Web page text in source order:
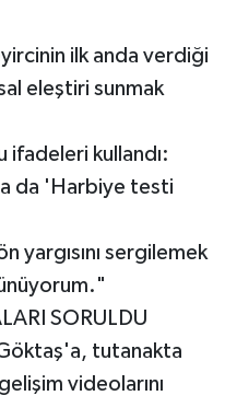
ilk anda verdiği
eleştiri sunmak
ifadeleri kullandı:
da 'Harbiye testi
yargısını sergilemek
SORULDU
tutanakta
videolarını